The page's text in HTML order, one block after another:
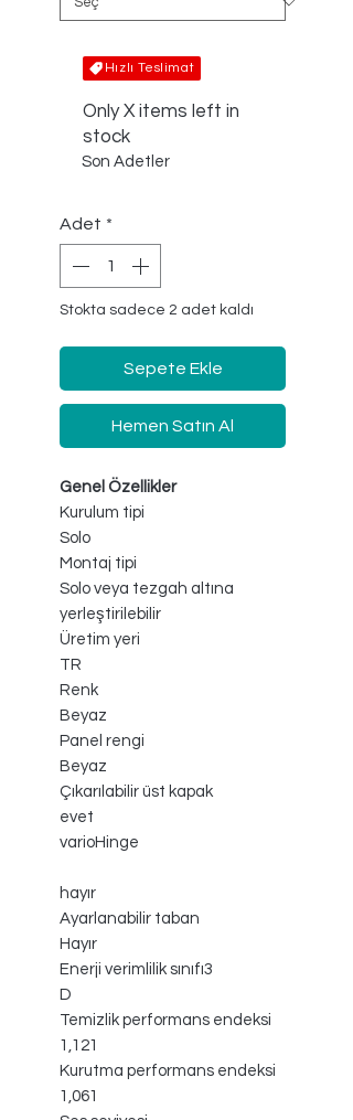
Hızlı Teslimat
Only X items left in
stock
Son Adetler
Adet *
Stokta sadece 2 adet kaldı
Sepete Ekle
Hemen Satın Al
Genel Özellikler
Kurulum tipi
Solo
Montaj tipi
Solo veya tezgah altına
yerleştirilebilir
Üretim yeri
TR
Renk
Beyaz
Panel rengi
Beyaz
Çıkarılabilir üst kapak
evet
varioHinge
hayır
Ayarlanabilir taban
Hayır
Enerji verimlilik sınıfı3
D
Temizlik performans endeksi
1,121
Kurutma performans endeksi
1,061